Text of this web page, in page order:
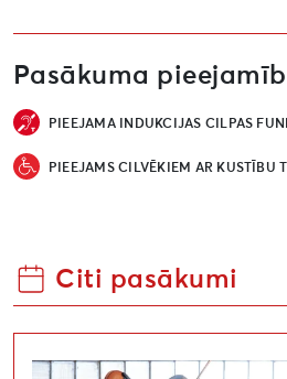
Pasākuma
PIEEJAMA INDUKCIJAS CILPAS
PIEEJAMS CILVĒKIEM AR KUSTĪBU
Citi pasākumi